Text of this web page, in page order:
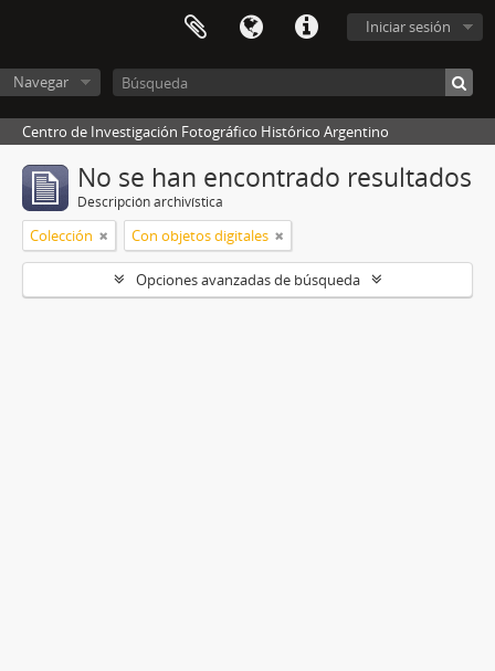
Iniciar sesión
Navegar
Centro de Investigación Fotográfico Histórico Argentino
No se han encontrado resultados
Descripción archivística
Colección Con objetos digitales
Opciones avanzadas de búsqueda